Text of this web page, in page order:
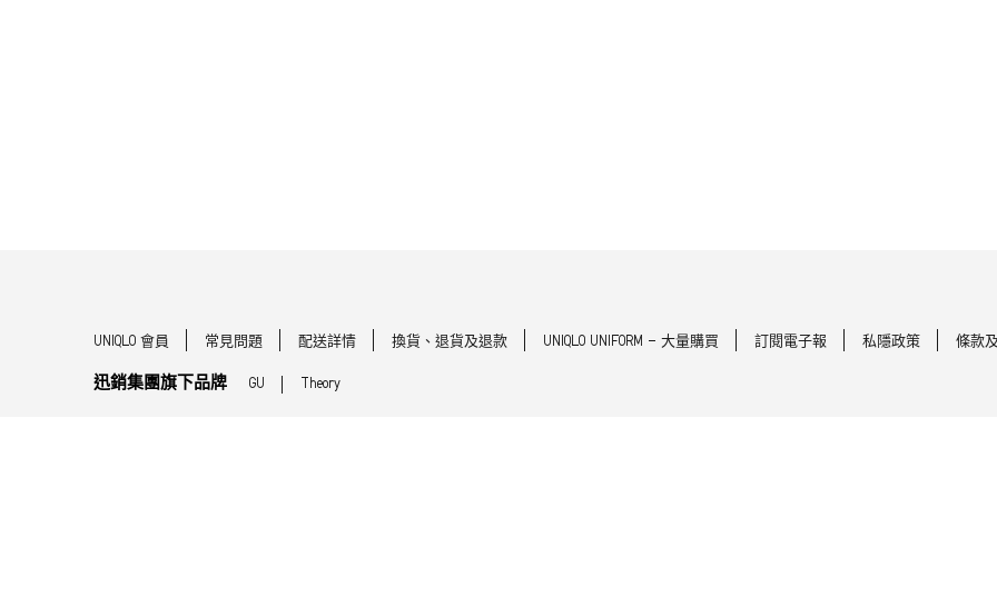
UNIQLO 會員 常見問題 配送詳情 換貨、退貨及退款 UNIQLO UNIFORM - 大量購買 訂閱電子報 私隱政策 條款
迅銷集團旗下品牌 GU Theory